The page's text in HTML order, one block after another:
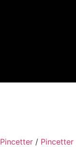
Pincetter / Pincetter